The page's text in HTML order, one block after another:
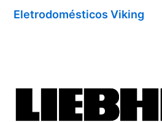
Eletrodomésticos Viking